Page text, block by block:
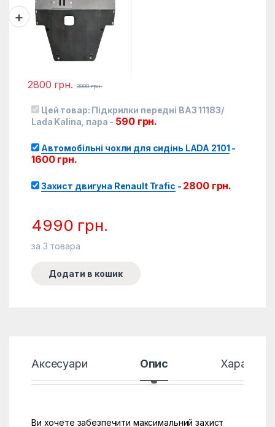
2800 грн. 3000грн.
Цей товар: Підкрилки передні ВАЗ 11183/
Lada Kalina, пара - 590 грн.
Автомобільні чохли для сидінь LADA 2101 -
1600 грн.
Захист двигуна Renault Trafic - 2800 грн.
4990 грн.
за 3 товара
Додати в кошик
Аксесуари Опис
Ви хочете забезпечити максимальний захист